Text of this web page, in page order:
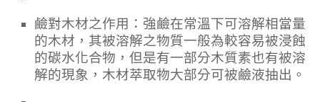
鹼對木材之作用：強鹼在常溫下可溶解相當量
的木材，其被溶解之物質一般為較容易被浸蝕
的碳水化合物，但是有一部分木質素也有被溶
解的現象，木材萃取物大部分可被鹼液抽出。